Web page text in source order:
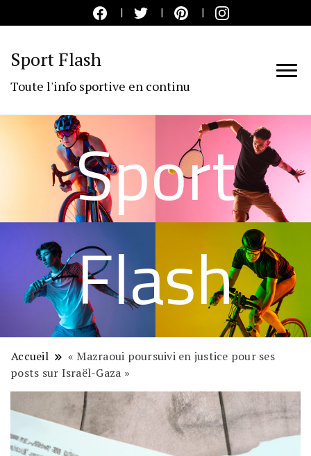
Sport Flash
Toute l'info sportive en continu
Sport
Flash
Accueil
« Mazraoui poursuivi en justice pour ses
posts sur Israël-Gaza »